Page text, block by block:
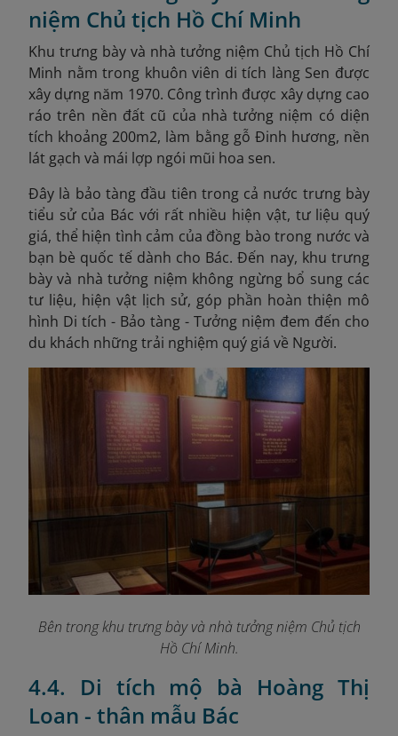
niệm Chủ tịch Hồ Chí Minh
Khu trưng bày và nhà tưởng niệm Chủ tịch Hồ Chí
Minh nằm trong khuôn viên di tích làng Sen được
xây dựng năm 1970. Công trình được xây dựng cao
ráo trên nền đất cũ của nhà tưởng niệm có diện
tích khoảng 200m2, làm bằng gỗ Đinh hương, nền
lát gạch và mái lợp ngói mũi hoa sen.
Đây là bảo tàng đầu tiên trong cả nước trưng bày
tiểu sử của Bác với rất nhiều hiện vật, tư liệu quý
giá, thể hiện tình cảm của đồng bào trong nước và
bạn bè quốc tế dành cho Bác. Đến nay, khu trưng
bày và nhà tưởng niệm không ngừng bổ sung các
tư liệu, hiện vật lịch sử, góp phần hoàn thiện mô
hình Di tích - Bảo tàng - Tưởng niệm đem đến cho
du khách những trải nghiệm quý giá về Người.
Bên trong khu trưng bày và nhà tưởng niệm Chủ tịch
Hồ Chí Minh.
4.4. Di tích mộ bà Hoàng Thị
Loan - thân mẫu Bác